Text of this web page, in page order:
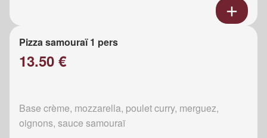
Pizza samouraï 1 pers
13.50 €
Base crème, mozzarella, poulet curry, merguez,
oignons, sauce samouraï